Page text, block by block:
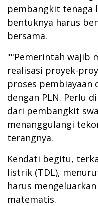
pembangkit tenaga
bentuknya harus
bersama.
""Pemerintah wajib
realisasi proyek-
proses pembiayaan
dengan PLN. Perlu
dari pembangkit
menanggulangi
terangnya.
Kendati begitu,
listrik (TDL),
harus
matematis.